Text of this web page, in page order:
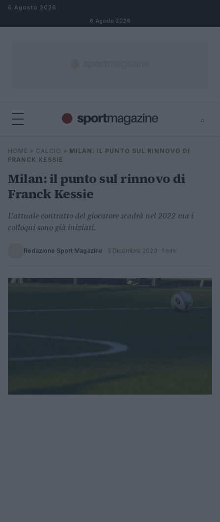
Salta al contenuto
6 Agosto 2026
6 Agosto 2026
⌕
Cerca
HOME » CALCIO » MILAN: IL PUNTO SUL RINNOVO DI
FRANCK KESSIE
Milan: il punto sul rinnovo di
Franck Kessie
L'attuale contratto del giocatore scadrà nel 2022 ma i
colloqui sono già iniziati.
Redazione Sport Magazine · 3 Dicembre 2020 · 1 min